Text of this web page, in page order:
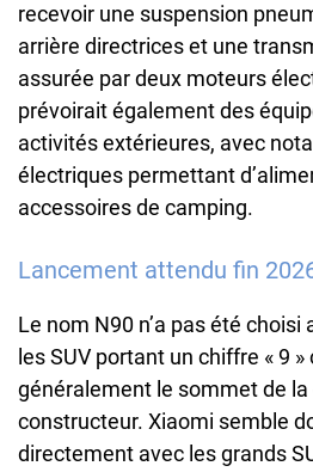
recevoir une suspension
arrière directrices et une
assurée par deux moteurs
prévoirait également des
activités extérieures, avec
électriques permettant
accessoires de camping.
Lancement attendu fin
Le nom N90 n’a pas été choisi
les SUV portant un chiffre « 9
généralement le sommet de
constructeur. Xiaomi semble
directement avec les grands